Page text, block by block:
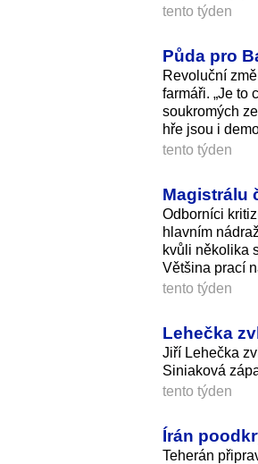
tento týden
Půda pro
Revoluční
farmáři. „Je to
soukromých
hře jsou i
tento týden
Magistrálu
Odborníci
hlavním
kvůli několika
Většina prací
tento týden
Lehečka
Jiří Lehečka
Siniaková
tento týden
Írán
Teherán